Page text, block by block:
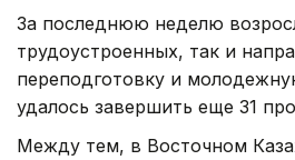
За последнюю неделю
трудоустроенных, так и
переподготовку и
удалось завершить еще 31
Между тем, в Восточном